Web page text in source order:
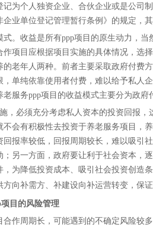
记为个人独资企业、合伙企业或是公司
企业单位登记管理暂行条例》的规定，
式。收益是所有ppp项目的原生动力，
作项目应根据项目实施的具体情况，选
的老年人两种。前者主要采取政府付费
，单纯依靠使用者付费，难以给予私人
老服务ppp项目的收益模式主要分为政
，必须充分考虑私人资本的投资回报
不会有积极性去投资于养老服务项目，
回报率较低，回报周期较长，难以吸引
；另一方面，政府要让利于社会资本，
，为降低投资成本、吸引社会投资创造
方向补需方、补建设向补运营转变，保
目的风险管理
合作周期长，可能遇到的不确定风险较